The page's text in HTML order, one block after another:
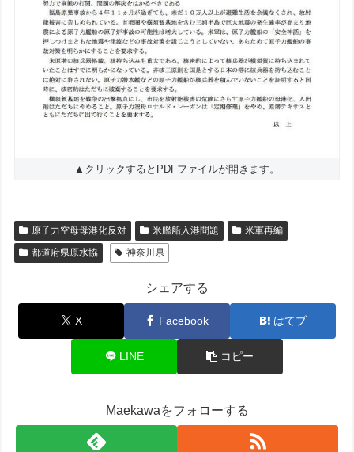
▲クリックするとPDFファイルが開きます。
原子力空母母港化反対 米艦船入港問題
米軍再編
都道府県原水協
神奈川県
シェアする
X Facebook はてブ
LINE コピー
Maekawaをフォローする